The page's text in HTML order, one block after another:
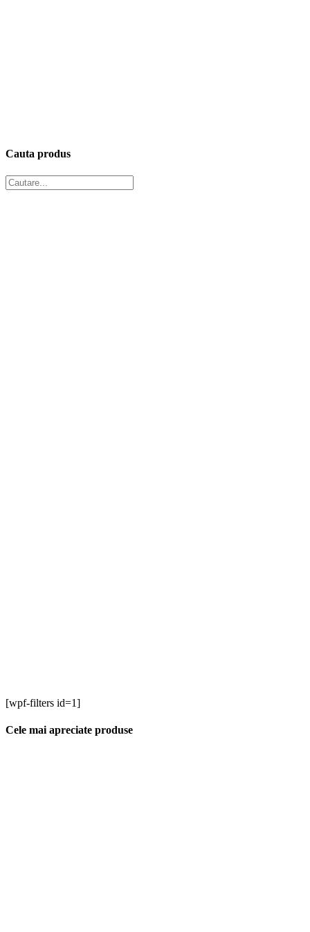
Cauta produs
[wpf-filters id=1]
Cele mai apreciate produse